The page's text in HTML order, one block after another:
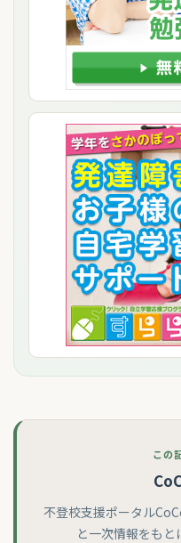
この
不登校支援ポータル
と一次情報をもと